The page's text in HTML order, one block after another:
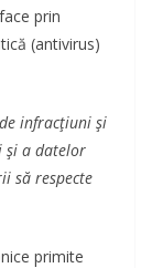
prin
(antivirus)
infracţiuni şi
şi a datelor
să respecte
primite